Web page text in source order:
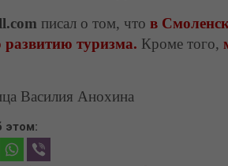
писал о том, что в
развитию туризма. Кроме того,
Василия Анохина
этом: